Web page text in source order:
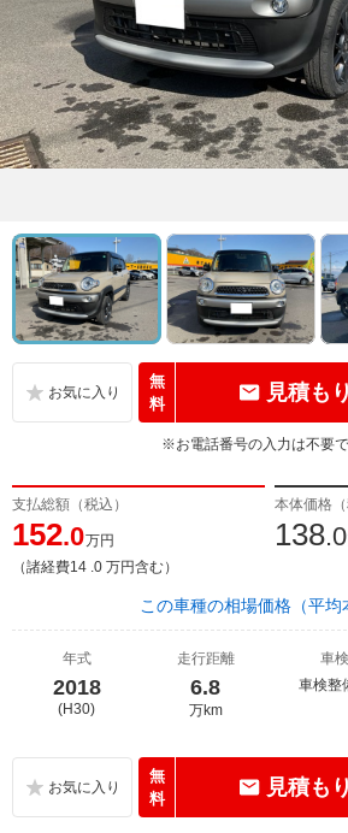
無
料
見積も
※お電話番号の入力は不要で
支払総額（税込）
152.0万円
（諸経費14 .0 万円含む）
本体価格（
138.0
この車種の相場価格（平均
年式
2018
(H30)
走行距離
6.8
万km
車検
車検整
無
料
見積も